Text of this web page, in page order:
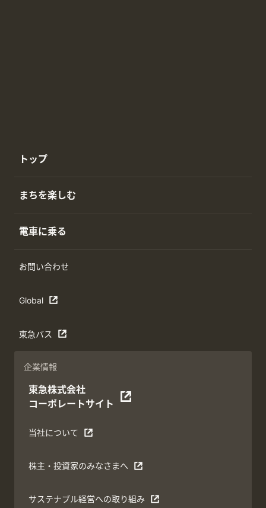
トップ
まちを楽しむ
電車に乗る
お問い合わせ
Global
東急バス
企業情報
東急株式会社
コーポレートサイト
当社について
株主・投資家のみなさまへ
サステナブル経営への取り組み